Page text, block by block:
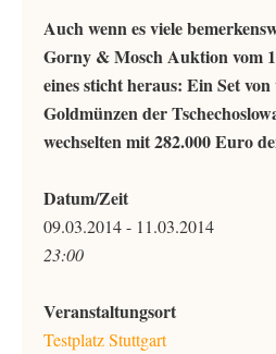
Auch wenn es viele
Gorny & Mosch Auktion vom
eines sticht heraus: Ein Set
Goldmünzen der
wechselten mit 282.000 Euro
Datum/Zeit
09.03.2014 - 11.03.2014
23:00
Veranstaltungsort
Testplatz Stuttgart